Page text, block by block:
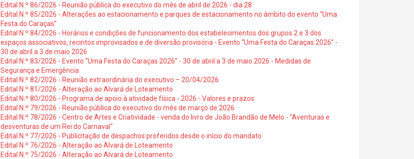
Edital N.º 86/2026 - Reunião pública do executivo do mês de abril de 2026 - dia 28
Edital N.º 85/2026 - Alterações ao estacionamento e parques de estacionamento no âmbito do evento “Uma
Festa do Caraças”
Edital N.º 84/2026 - Horários e condições de funcionamento dos estabelecimentos dos grupos 2 e 3 dos
espaços associativos, recintos improvisados e de diversão provisória - Evento “Uma Festa do Caraças 2026” -
30 de abril a 3 de maio 2026
Edital N.º 83/2026 - Evento “Uma Festa do Caraças 2026” - 30 de abril a 3 de maio 2026 - Medidas de
Segurança e Emergência
Edital N.º 82/2026 - Reunião extraordinária do executivo – 20/04/2026
Edital N.º 81/2026 - Alteração ao Alvará de Loteamento
Edital N.º 80/2026 - Programa de apoio à atividade física - 2026 - Valores e prazos
Edital N.º 79/2026 - Reunião pública do executivo do mês de março de 2026
Edital N.º 78/2026 - Centro de Artes e Criatividade - venda do livro de João Brandão de Melo - "Aventuras e
desventuras de um Rei do Carnaval"
Edital N.º 77/2026 - Publicitação de despachos proferidos desde o início do mandato
Edital N.º 76/2026 - Alteração ao Alvará de Loteamento
Edital N.º 75/2026 - Alteração ao Alvará de Loteamento